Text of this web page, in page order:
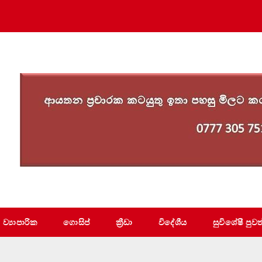
ව්‍යාපාරික ගොසිප් ක්‍රීඩා විදේශීය සුවිශේෂී